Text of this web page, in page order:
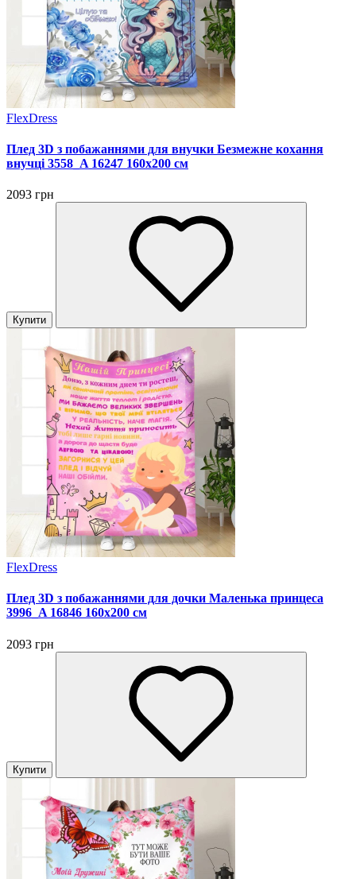
FlexDress
Плед 3D з побажаннями для внучки Безмежне кохання
внучці 3558_A 16247 160х200 см
2093 грн
Купити
FlexDress
Плед 3D з побажаннями для дочки Маленька принцеса
3996_A 16846 160х200 см
2093 грн
Купити